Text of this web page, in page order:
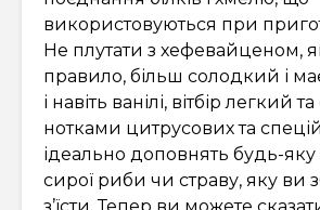
використовуються при
Не плутати з хефевайценом,
правило, більш солодкий і
і навіть ванілі, вітбір легкий
нотками цитрусових та
ідеально доповнять будь-яку
сирої риби чи страву, яку ви